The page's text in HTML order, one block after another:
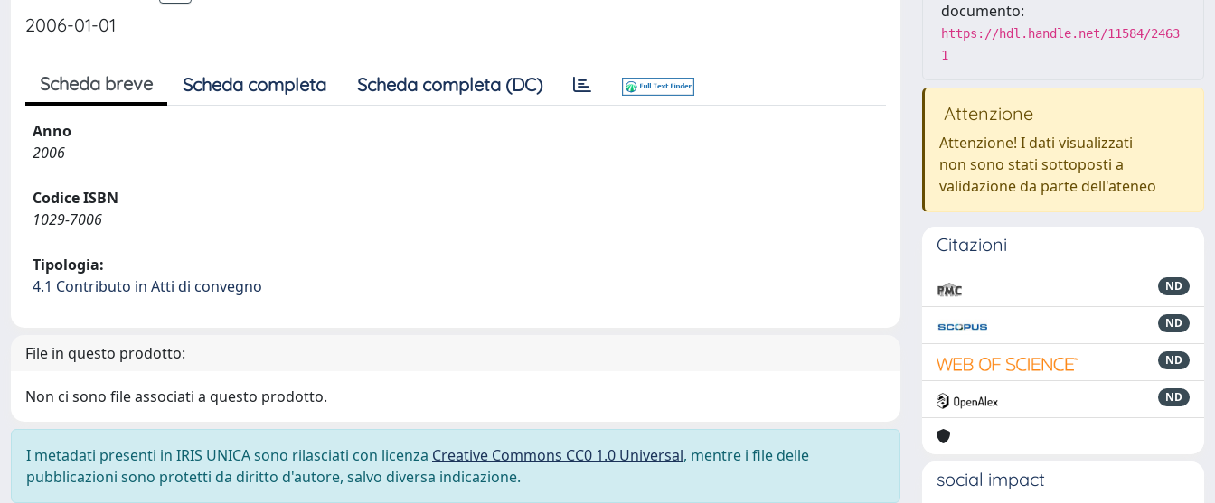
2006-01-01
Scheda breve Scheda completa Scheda completa (DC)
Anno
2006
Codice ISBN
1029-7006
Tipologia:
4.1 Contributo in Atti di convegno
File in questo prodotto:
Non ci sono file associati a questo prodotto.
I metadati presenti in IRIS UNICA sono rilasciati con licenza Creative Commons CC0 1.0 Universal, mentre i file delle
pubblicazioni sono protetti da diritto d'autore, salvo diversa indicazione.
documento:
https://hdl.handle.net/11584/2463
1
Attenzione
Attenzione! I dati visualizzati
non sono stati sottoposti a
validazione da parte dell'ateneo
Citazioni
ND
ND
ND
ND
social impact